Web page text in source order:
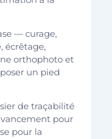
— curage,
écrêtage,
orthophoto et
un pied
de traçabilité
pour
pour la